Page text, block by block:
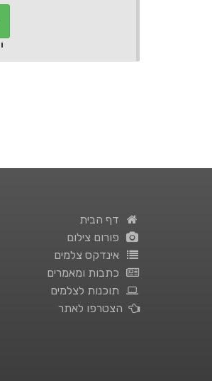
דף הבית
פורום צילום
אינדקס צלמים
כתבות ומאמרים
תוכנות לצלמים
הצטרפו לאתר